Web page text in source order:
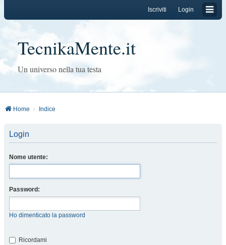
Login
Iscriviti
TecnikaMente.it
Un universo nella tua testa
Home Indice
Login
Nome utente:
Password:
Ho dimenticato la password
Ricordami